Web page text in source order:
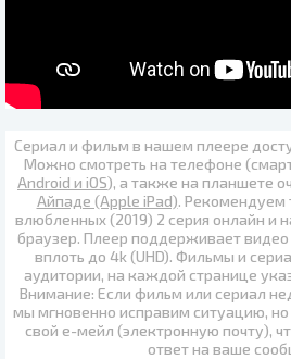
Сериал и фильм в нашем плеере
Можно смотреть на телефоне
Android и iOS), а также на планшете
Айпаде (Apple iPad). Рекомендуем
влюбленных (2019) 2 серия онлайн и
браузер. Плеер поддерживает видео
вплоть до 4k (UHD). Фильмы и
аудитории, на каждой странице
Внимание: Если фильм или сериал
мы мгновенно исправим ситуацию, но
свой е-мейл (электронную почту),
ответ на ваше